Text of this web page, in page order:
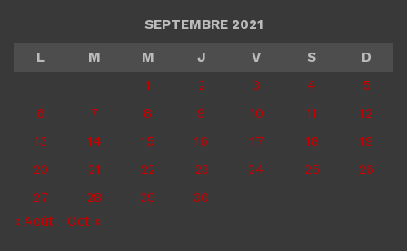
SEPTEMBRE 2021
L
M M J V S
D
1
2 3 4
5
6
7 8 9 10 11
12
13
14 15 16 17 18
19
20
21 22 23 24 25
26
27
28 29
30
« Août
Oct »